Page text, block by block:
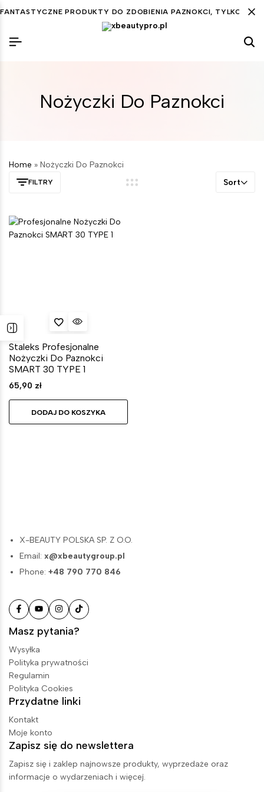
FANTASTYCZNE PRODUKTY DO ZDOBIENIA PAZNOKCI, TYLKO DLA
Nożyczki Do Paznokci
Home » Nożyczki Do Paznokci
FILTRY Sort
Staleks Profesjonalne
Nożyczki Do Paznokci
SMART 30 TYPE 1
65,90 zł
DODAJ DO KOSZYKA
X-BEAUTY POLSKA SP. Z O.O.
Email:x@xbeautygroup.pl
Phone:+48 790 770 846
Masz pytania?
Wysyłka
Polityka prywatności
Regulamin
Polityka Cookies
Przydatne linki
Kontakt
Moje konto
Zapisz się do newslettera
Zapisz się i zaklep najnowsze produkty, wyprzedaże oraz
informacje o wydarzeniach i więcej.